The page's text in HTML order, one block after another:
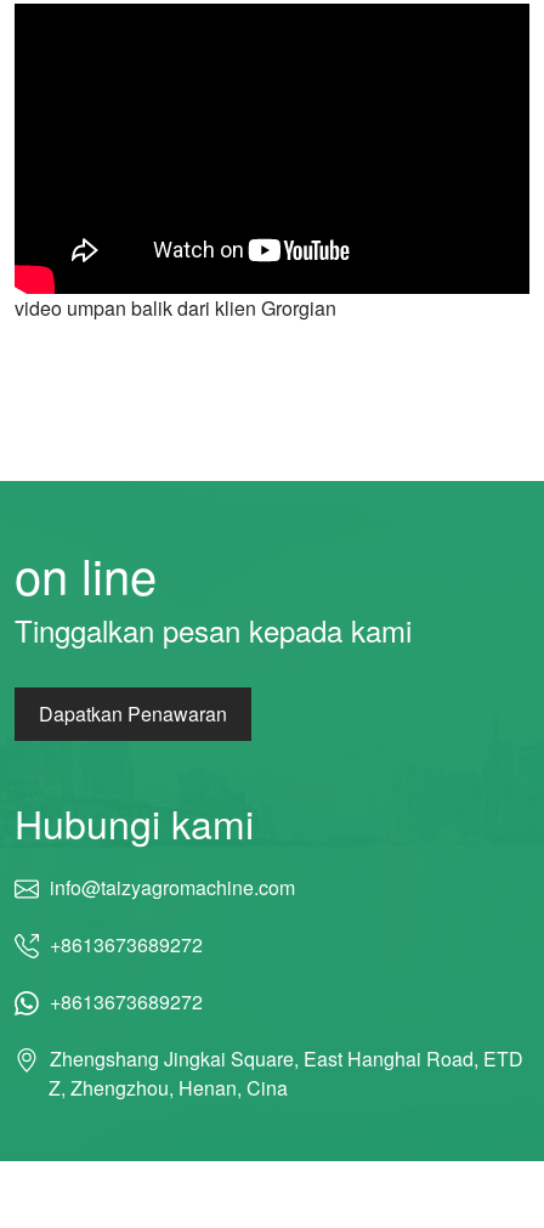
video umpan balik dari klien Grorgian
on line
Tinggalkan pesan kepada kami
Dapatkan Penawaran
Hubungi kami
info@taizyagromachine.com
+8613673689272
+8613673689272
Zhengshang Jingkai Square, East Hanghai Road, ETD
Z, Zhengzhou, Henan, Cina